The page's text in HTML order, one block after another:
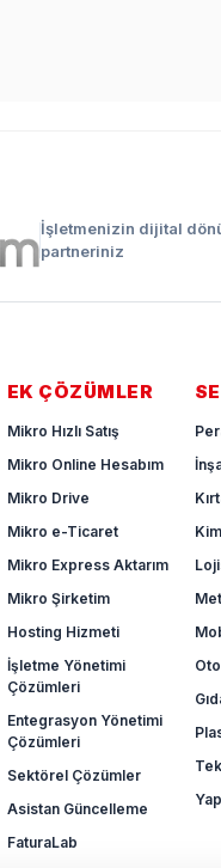
İşletmenizin dijital
partneriniz
EK ÇÖZÜMLER
Mikro Hızlı Satış
Mikro Online Hesabım
Mikro Drive
Mikro e-Ticaret
Mikro Express Aktarım
Mikro Şirketim
Hosting Hizmeti
İşletme Yönetimi
Çözümleri
Entegrasyon Yönetimi
Çözümleri
Sektörel Çözümler
Asistan Güncelleme
FaturaLab